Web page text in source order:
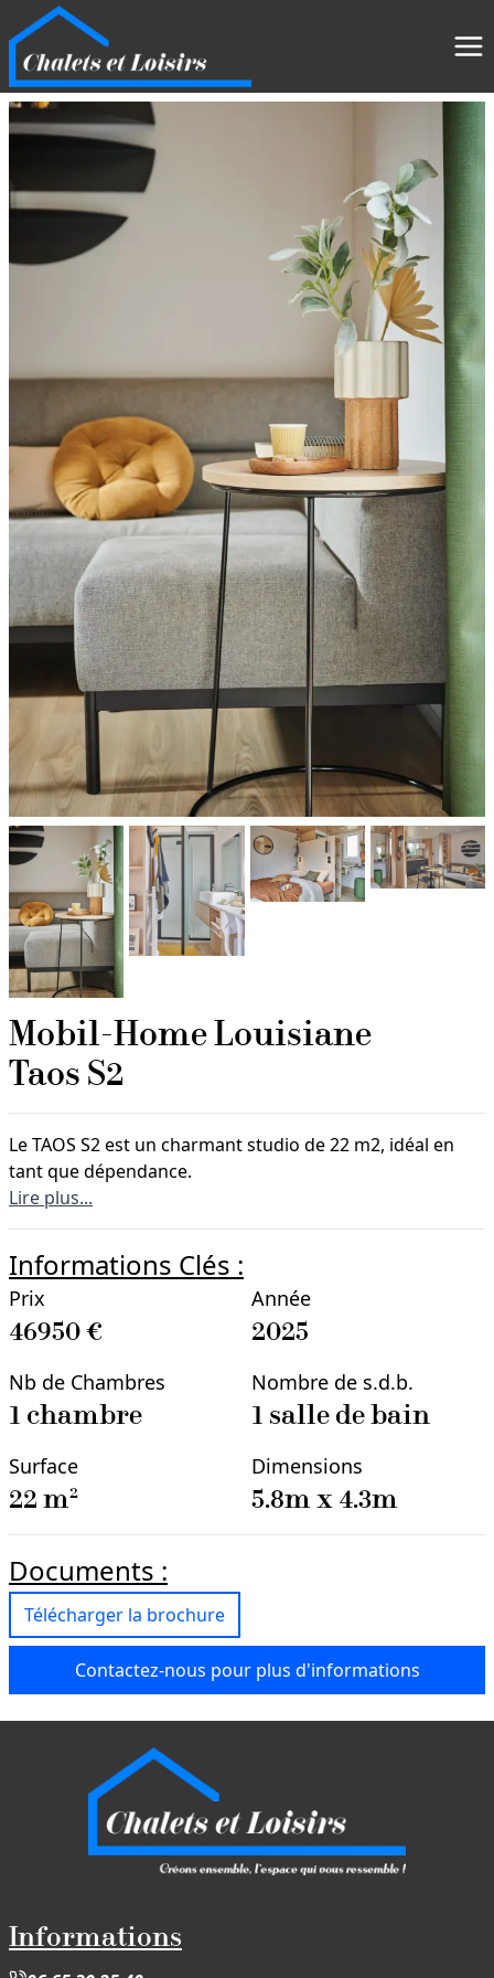
Mobil-HomeLouisiane
Taos S2
Le TAOS S2 est un charmant studio de 22 m2, idéal en
tant que dépendance.
Lire plus...
Informations Clés :
Prix
46950€
Année
2025
Nb de Chambres
1 chambre
Nombre de s.d.b.
1 salle de bain
Surface
22 m²
Dimensions
5.8m x 4.3m
Documents :
Télécharger la brochure
Contactez-nous pour plus d'informations
Informations